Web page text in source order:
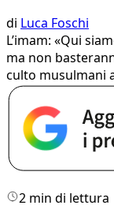
di Luca Foschi
L’imam: «Qui
ma non
culto musulmani
2 min di lettura